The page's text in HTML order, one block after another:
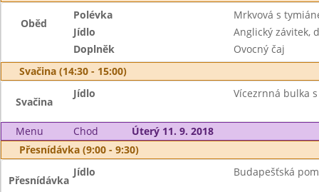
Oběd
Polévka
Mrkvová s
Jídlo
Anglický závitek,
Doplněk
Ovocný čaj
Svačina (14:30 - 15:00)
Svačina
Jídlo Vícezrnná bulka
Menu Chod
Úterý 11. 9. 2018
Přesnídávka (9:00 - 9:30)
Přesnídávka
Jídlo Budapešťská